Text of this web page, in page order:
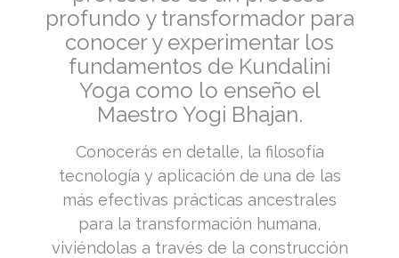
profundo y transformador para
conocer y experimentar los
fundamentos de Kundalini
Yoga como lo enseño el
Maestro Yogi Bhajan.
Conocerás en detalle, la filosofía
tecnología y aplicación de una de las
más efectivas prácticas ancestrales
para la transformación humana,
viviéndolas a través de la construcción